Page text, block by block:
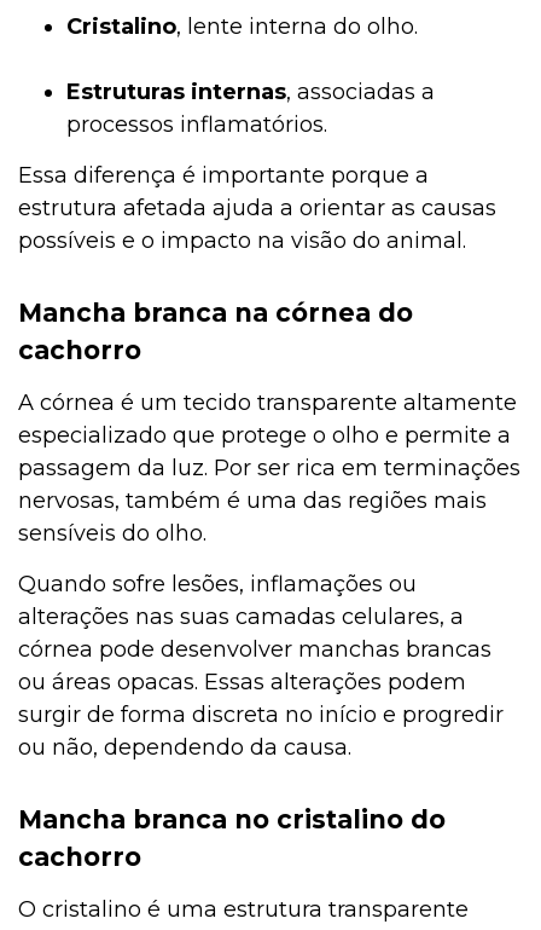
Cristalino, lente interna do olho.
Estruturas internas, associadas a
processos inflamatórios.
Essa diferença é importante porque a
estrutura afetada ajuda a orientar as causas
possíveis e o impacto na visão do animal.
Mancha branca na córnea do
cachorro
A córnea é um tecido transparente altamente
especializado que protege o olho e permite a
passagem da luz. Por ser rica em terminações
nervosas, também é uma das regiões mais
sensíveis do olho.
Quando sofre lesões, inflamações ou
alterações nas suas camadas celulares, a
córnea pode desenvolver manchas brancas
ou áreas opacas. Essas alterações podem
surgir de forma discreta no início e progredir
ou não, dependendo da causa.
Mancha branca no cristalino do
cachorro
O cristalino é uma estrutura transparente